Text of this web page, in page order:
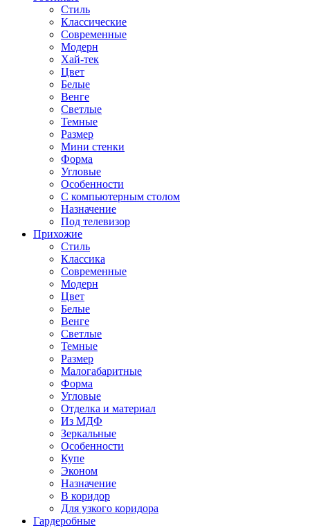
Стиль
Классические
Современные
Модерн
Хай-тек
Цвет
Белые
Венге
Светлые
Темные
Размер
Мини стенки
Форма
Угловые
Особенности
С компьютерным столом
Назначение
Под телевизор
Прихожие
Стиль
Классика
Современные
Модерн
Цвет
Белые
Венге
Светлые
Темные
Размер
Малогабаритные
Форма
Угловые
Отделка и материал
Из МДФ
Зеркальные
Особенности
Купе
Эконом
Назначение
В коридор
Для узкого коридора
Гардеробные